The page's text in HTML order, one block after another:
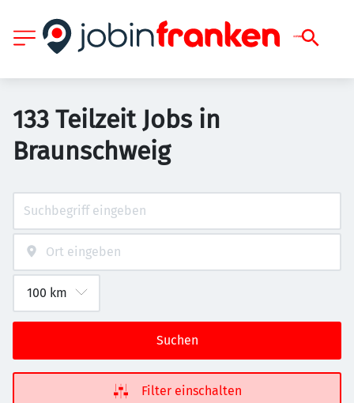
133 Teilzeit Jobs in
Braunschweig
Suchen
Filter einschalten